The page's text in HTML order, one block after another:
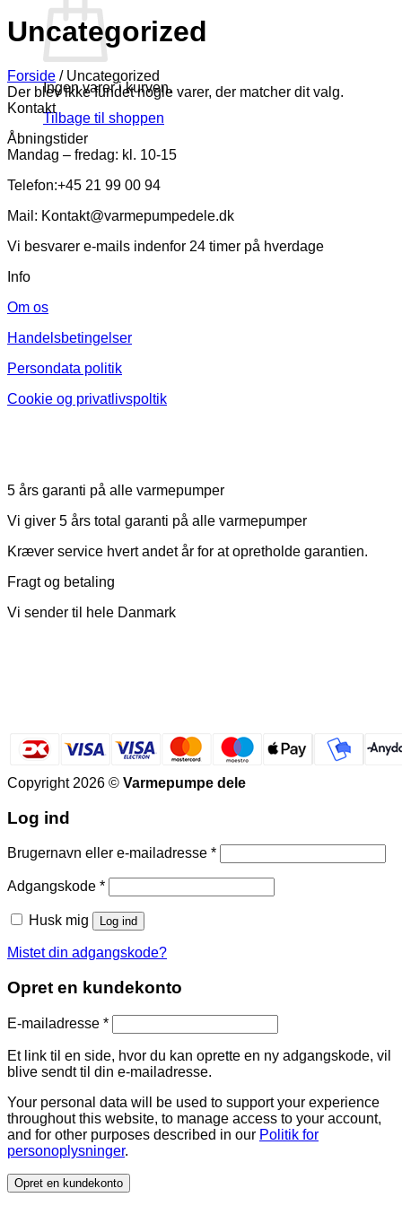
Ingen varer i kurven.
Tilbage til shoppen
Uncategorized
Forside /Uncategorized
Der blev ikke fundet nogle varer, der matcher dit valg.
Kontakt
Åbningstider
Mandag – fredag: kl. 10-15
Telefon:+45 21 99 00 94
Mail: Kontakt@varmepumpedele.dk
Vi besvarer e-mails indenfor 24 timer på hverdage
Info
Om os
Handelsbetingelser
Persondata politik
Cookie og privatlivspoltik
5 års garanti på alle varmepumper
Vi giver 5 års total garanti på alle varmepumper
Kræver service hvert andet år for at opretholde garantien.
Fragt og betaling
Vi sender til hele Danmark
Copyright 2026 © Varmepumpe dele
Log ind
Brugernavn eller e-mailadresse *Påkrævet
Adgangskode *Påkrævet
Husk mig Log ind
Mistet din adgangskode?
Opret en kundekonto
E-mailadresse *Påkrævet
Et link til en side, hvor du kan oprette en ny adgangskode, vil
blive sendt til din e-mailadresse.
Your personal data will be used to support your experience
throughout this website, to manage access to your account,
and for other purposes described in our Politik for
personoplysninger.
Opret en kundekonto